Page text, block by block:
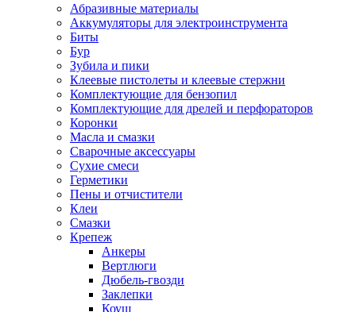
Абразивные материалы
Аккумуляторы для электроинструмента
Биты
Бур
Зубила и пики
Клеевые пистолеты и клеевые стержни
Комплектующие для бензопил
Комплектующие для дрелей и перфораторов
Коронки
Масла и смазки
Сварочные аксессуары
Сухие смеси
Герметики
Пены и отчистители
Клеи
Смазки
Крепеж
Анкеры
Вертлюги
Дюбель-гвозди
Заклепки
Коуш